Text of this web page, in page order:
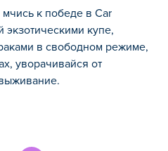
к победе в Car
экзотическими купе,
в свободном режиме,
уворачивайся от